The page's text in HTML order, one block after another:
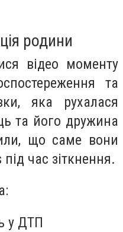
родини
відео моменту
та
яка рухалася
та його дружина
що саме вони
час зіткнення.
у ДТП